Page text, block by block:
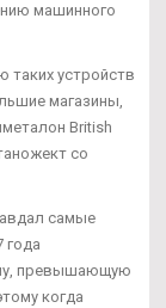
машинного
таких устройств
магазины,
British
со
самые
года
превышающую
когда